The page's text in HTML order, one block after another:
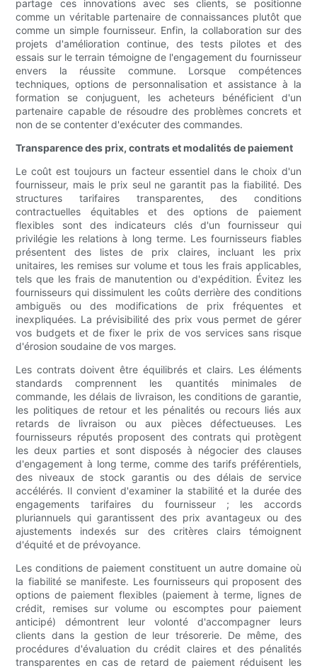
partage ces innovations avec ses clients, se positionne
comme un véritable partenaire de connaissances plutôt que
comme un simple fournisseur. Enfin, la collaboration sur des
projets d'amélioration continue, des tests pilotes et des
essais sur le terrain témoigne de l'engagement du fournisseur
envers la réussite commune. Lorsque compétences
techniques, options de personnalisation et assistance à la
formation se conjuguent, les acheteurs bénéficient d'un
partenaire capable de résoudre des problèmes concrets et
non de se contenter d'exécuter des commandes.
Transparence des prix, contrats et modalités de paiement
Le coût est toujours un facteur essentiel dans le choix d'un
fournisseur, mais le prix seul ne garantit pas la fiabilité. Des
structures tarifaires transparentes, des conditions
contractuelles équitables et des options de paiement
flexibles sont des indicateurs clés d'un fournisseur qui
privilégie les relations à long terme. Les fournisseurs fiables
présentent des listes de prix claires, incluant les prix
unitaires, les remises sur volume et tous les frais applicables,
tels que les frais de manutention ou d'expédition. Évitez les
fournisseurs qui dissimulent les coûts derrière des conditions
ambiguës ou des modifications de prix fréquentes et
inexpliquées. La prévisibilité des prix vous permet de gérer
vos budgets et de fixer le prix de vos services sans risque
d'érosion soudaine de vos marges.
Les contrats doivent être équilibrés et clairs. Les éléments
standards comprennent les quantités minimales de
commande, les délais de livraison, les conditions de garantie,
les politiques de retour et les pénalités ou recours liés aux
retards de livraison ou aux pièces défectueuses. Les
fournisseurs réputés proposent des contrats qui protègent
les deux parties et sont disposés à négocier des clauses
d'engagement à long terme, comme des tarifs préférentiels,
des niveaux de stock garantis ou des délais de service
accélérés. Il convient d'examiner la stabilité et la durée des
engagements tarifaires du fournisseur ; les accords
pluriannuels qui garantissent des prix avantageux ou des
ajustements indexés sur des critères clairs témoignent
d'équité et de prévoyance.
Les conditions de paiement constituent un autre domaine où
la fiabilité se manifeste. Les fournisseurs qui proposent des
options de paiement flexibles (paiement à terme, lignes de
crédit, remises sur volume ou escomptes pour paiement
anticipé) démontrent leur volonté d'accompagner leurs
clients dans la gestion de leur trésorerie. De même, des
procédures d'évaluation du crédit claires et des pénalités
transparentes en cas de retard de paiement réduisent les